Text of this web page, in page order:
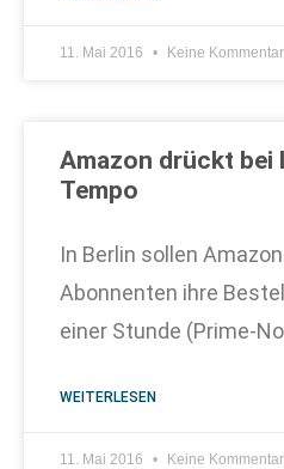
11. Mai 2016 Keine
Amazon drückt bei
Tempo
In Berlin sollen
Abonnenten ihre
einer Stunde (Prime-
WEITERLESEN
11. Mai 2016 Keine